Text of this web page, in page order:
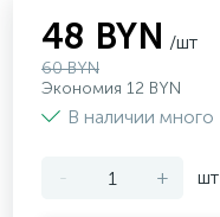
48 BYN /шт
60 BYN
Экономия 12 BYN
В наличии много
- + шт